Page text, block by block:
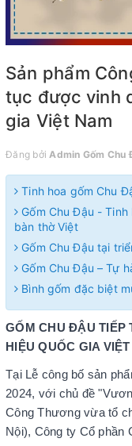
Sản phẩm
tục được vinh
gia Việt Nam
Đăng bởi Admin Gốm Chu
Tinh hoa gốm Chu
Gốm Chu Đậu -
bàn thờ Việt
Gốm Chu Đậu tại
Gốm Chu Đậu – Tự
Bình gốm đặc biệt
GỐM CHU ĐẬU TIẾP
HIỆU QUỐC GIA
Tại Lễ công bố sản
2024, với chủ đề
Công Thương vừa tổ
Nội), Công ty Cổ phần